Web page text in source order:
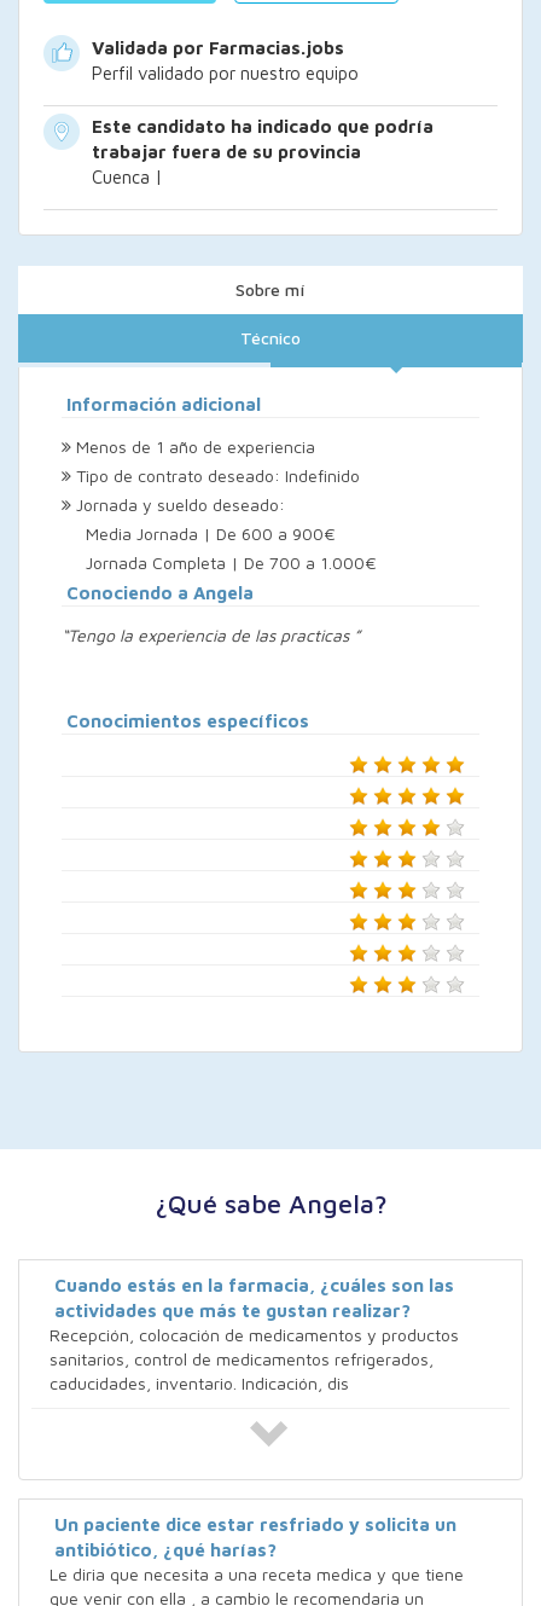
Validada por Farmacias.jobs
Perfil validado por nuestro equipo
Este candidato ha indicado que podría
trabajar fuera de su provincia
Cuenca |
Sobre mí
Técnico
Información adicional
Menos de 1 año de experiencia
Tipo de contrato deseado: Indefinido
Jornada y sueldo deseado:
Media Jornada | De 600 a 900€
Jornada Completa | De 700 a 1.000€
Conociendo a Angela
“Tengo la experiencia de las practicas ”
Conocimientos específicos
¿Qué sabe Angela?
Cuando estás en la farmacia, ¿cuáles son las
actividades que más te gustan realizar?
Recepción, colocación de medicamentos y productos
sanitarios, control de medicamentos refrigerados,
caducidades, inventario. Indicación, dis
Un paciente dice estar resfriado y solicita un
antibiótico, ¿qué harías?
Le diria que necesita a una receta medica y que tiene
que venir con ella , a cambio le recomendaria un